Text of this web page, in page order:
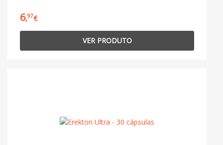
6,97€
VER PRODUTO